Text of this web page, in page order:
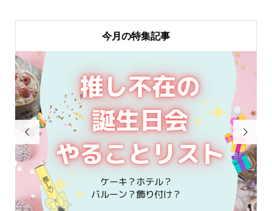
今月の特集記事
 